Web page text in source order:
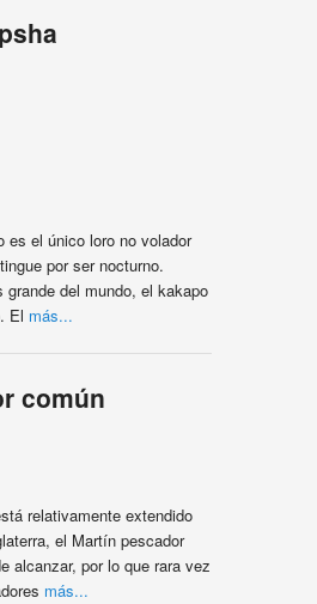
es el único loro no volador
por ser nocturno.
del mundo, el kakapo
El más...
común
relativamente extendido
el Martín pescador
alcanzar, por lo que rara vez
más...